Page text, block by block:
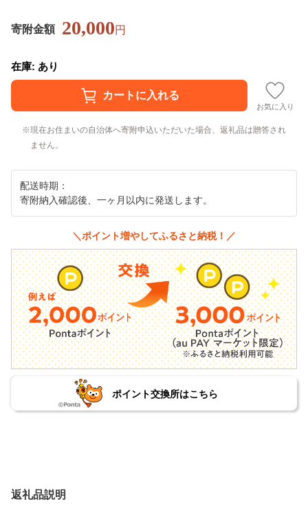
寄附金額 20,000円
在庫: あり
お気に入り
現在お住まいの自治体へ寄附申込いただいた場合、返礼品は贈答され
ません。
配送時期：
寄附納入確認後、一ヶ月以内に発送します。
＼ポイント増やしてふるさと納税！／
ポイント交換所はこちら
返礼品説明